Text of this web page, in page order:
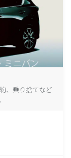
、乗り捨てなど